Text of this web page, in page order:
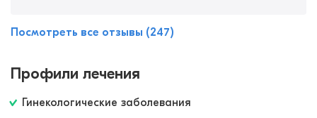
отеля. В самом отеле тоже много лечебных
процедур: есть грязевые аппликации,
Хороший бассейн и бани. Все это вместе
Посмотреть все отзывы (247)
Профили лечения
Гинекологические заболевания